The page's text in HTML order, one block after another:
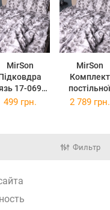
MirSon
17-0695
Foliage
MirSon
Комплект
постільної
білизни Бязь
499 грн. 2 789 грн.
Фильтр